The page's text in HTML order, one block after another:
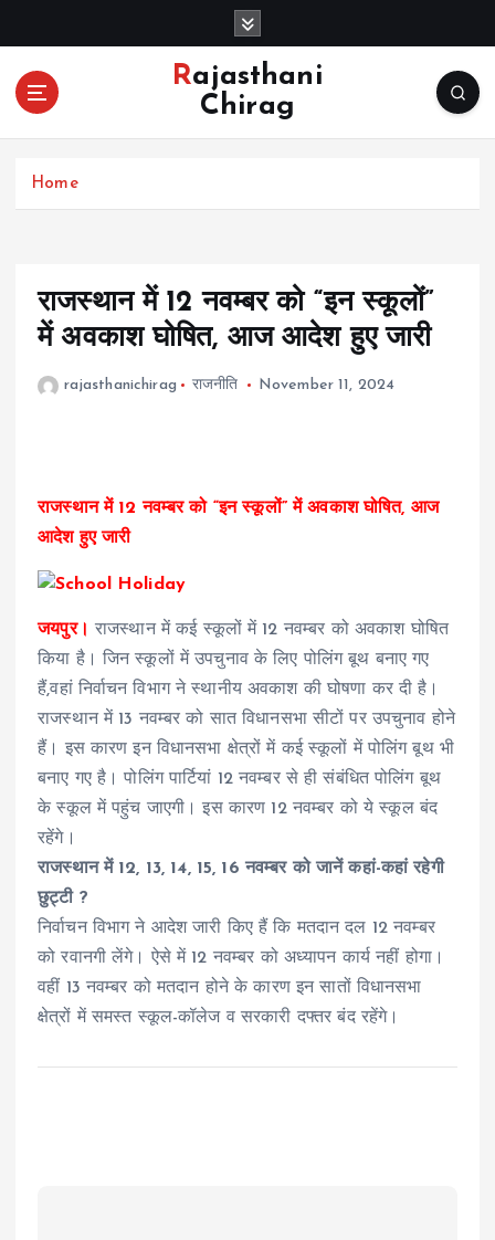
o
Rajasthani
Chirag
Home
राजस्थान में 12 नवम्बर को “इन स्कूलों”
में अवकाश घोषित, आज आदेश हुए जारी
rajasthanichirag राजनीति November 11, 2024
राजस्थान में 12 नवम्बर को “इन स्कूलों” में अवकाश घोषित, आज
आदेश हुए जारी
जयपुर।
राजस्थान में कई स्कूलों में 12 नवम्बर को अवकाश घोषित
किया है। जिन स्कूलों में उपचुनाव के लिए पोलिंग बूथ बनाए गए
हैं,वहां निर्वाचन विभाग ने स्थानीय अवकाश की घोषणा कर दी है।
राजस्थान में 13 नवम्बर को सात विधानसभा सीटों पर उपचुनाव होने
हैं। इस कारण इन विधानसभा क्षेत्रों में कई स्कूलों में पोलिंग बूथ भी
बनाए गए है। पोलिंग पार्टियां 12 नवम्बर से ही संबंधित पोलिंग बूथ
के स्कूल में पहुंच जाएगी। इस कारण 12 नवम्बर को ये स्कूल बंद
रहेंगे।
राजस्थान में 12, 13, 14, 15, 16 नवम्बर को जानें कहां-कहां रहेगी
छुट्टी ?
निर्वाचन विभाग ने आदेश जारी किए हैं कि मतदान दल 12 नवम्बर
को रवानगी लेंगे। ऐसे में 12 नवम्बर को अध्यापन कार्य नहीं होगा।
वहीं 13 नवम्बर को मतदान होने के कारण इन सातों विधानसभा
क्षेत्रों में समस्त स्कूल-कॉलेज व सरकारी दफ्तर बंद रहेंगे।